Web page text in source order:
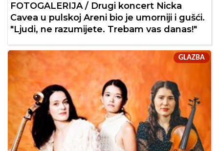
FOTOGALERIJA / Drugi koncert Nicka
Cavea u pulskoj Areni bio je umorniji i gušći.
"Ljudi, ne razumijete. Trebam vas danas!"
GLAZBA